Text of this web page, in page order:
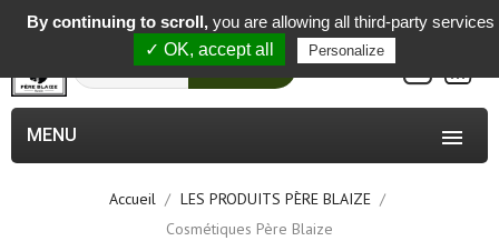
-
Rechercher

MENU
Accueil
LES PRODUITS PÈRE BLAIZE
Cosmétiques Père Blaize
By continuing to scroll, you are allowing all third-party services
✓ OK, accept all
Personalize